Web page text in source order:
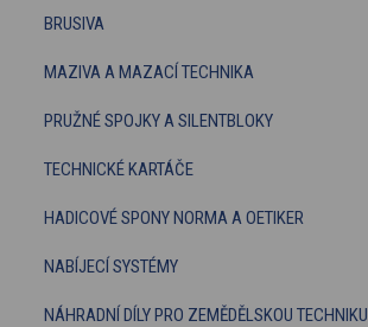
BRUSIVA
MAZIVA A MAZACÍ TECHNIKA
PRUŽNÉ SPOJKY A SILENTBLOKY
TECHNICKÉ KARTÁČE
HADICOVÉ SPONY NORMA A OETIKER
NABÍJECÍ SYSTÉMY
NÁHRADNÍ DÍLY PRO ZEMĚDĚLSKOU TECHNIKU